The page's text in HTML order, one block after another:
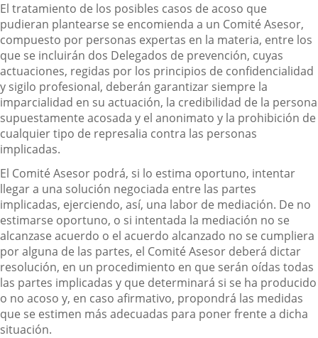
El tratamiento de los posibles casos de acoso que
pudieran plantearse se encomienda a un Comité Asesor,
compuesto por personas expertas en la materia, entre los
que se incluirán dos Delegados de prevención, cuyas
actuaciones, regidas por los principios de confidencialidad
y sigilo profesional, deberán garantizar siempre la
imparcialidad en su actuación, la credibilidad de la persona
supuestamente acosada y el anonimato y la prohibición de
cualquier tipo de represalia contra las personas
implicadas.
El Comité Asesor podrá, si lo estima oportuno, intentar
llegar a una solución negociada entre las partes
implicadas, ejerciendo, así, una labor de mediación. De no
estimarse oportuno, o si intentada la mediación no se
alcanzase acuerdo o el acuerdo alcanzado no se cumpliera
por alguna de las partes, el Comité Asesor deberá dictar
resolución, en un procedimiento en que serán oídas todas
las partes implicadas y que determinará si se ha producido
o no acoso y, en caso afirmativo, propondrá las medidas
que se estimen más adecuadas para poner frente a dicha
situación.